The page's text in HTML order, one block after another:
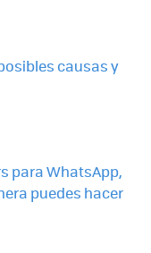
causas y
para WhatsApp,
puedes hacer